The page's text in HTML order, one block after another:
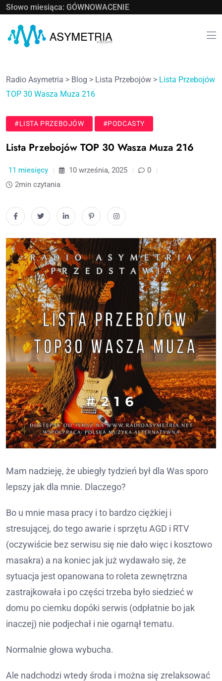
Słowo miesiąca: GÓWNOWACENIE
Radio Asymetria > Blog > Lista Przebojów > Lista Przebojów
TOP 30 Wasza Muza 216
#LISTA PRZEBOJÓW #PODCASTY
Lista Przebojów TOP 30 Wasza Muza 216
11 miesięcy 10 września, 2025
0
2min czytania
Mam nadzieję, że ubiegły tydzień był dla Was sporo
lepszy jak dla mnie. Dlaczego?
Bo u mnie masa pracy i to bardzo ciężkiej i
stresującej, do tego awarie i sprzętu AGD i RTV
(oczywiście bez serwisu się nie dało więc i kosztowo
masakra) a na koniec jak już wydawało się, że
sytuacja jest opanowana to roleta zewnętrzna
zastrajkowała i po części trzeba było siedzieć w
domu po ciemku dopóki serwis (odpłatnie bo jak
inaczej) nie podjechał i nie ogarnął tematu.
Normalnie głowa wybucha.
Ale nadchodzi wtedy środa i można się zrelaksować